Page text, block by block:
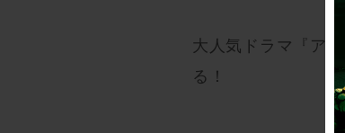
大人気ドラマ『ア
る！